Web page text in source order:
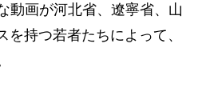
動画が河北省、遼寧省、山
を持つ若者たちによって、